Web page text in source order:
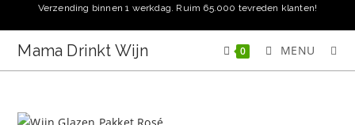
naar
inhoud
Verzending binnen 1 werkdag. Ruim 65.000 tevreden klanten!
Mama Drinkt Wijn 0 MENU